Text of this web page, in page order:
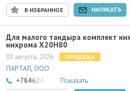
В ИЗБРАННОЕ НАПИСАТЬ
Для малого тандыра комплект
нихрома Х20Н80
03 августа, 2026 ПРОДАЖА
ПАРТАЛ, ООО
+78462466502Показать